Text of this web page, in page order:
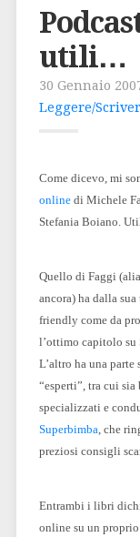
utili…
30 Gennaio
Leggere/
Come dicevo, mi
onlinedi Michele
Stefania Boiano.
Quello di Faggi
ancora) ha dalla
friendly come da
l’ottimo capitolo su
L’altro ha una
“esperti”, tra cui
specializzati e
Superbimba, che
preziosi consigli
Entrambi i libri
online su un